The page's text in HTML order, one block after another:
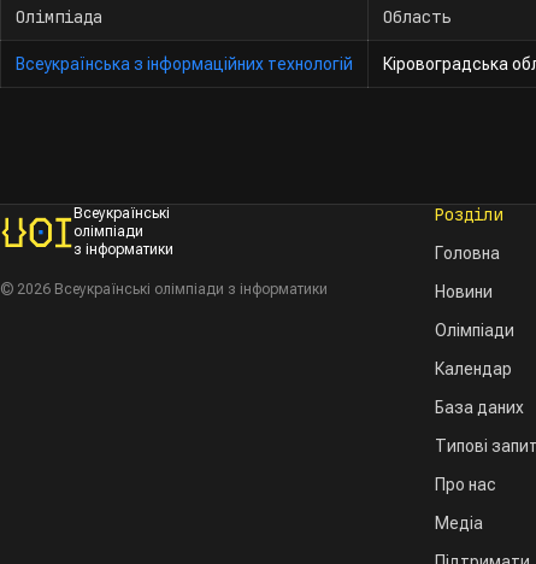
Олімпіада
Область
Всеукраїнська з інформаційних технологій Кіровоградська
Всеукраїнські
олімпіади
з інформатики
© 2026 Всеукраїнські олімпіади з інформатики
Розділи
Головна
Новини
Олімпіади
Календар
База даних
Типові
Про нас
Медіа